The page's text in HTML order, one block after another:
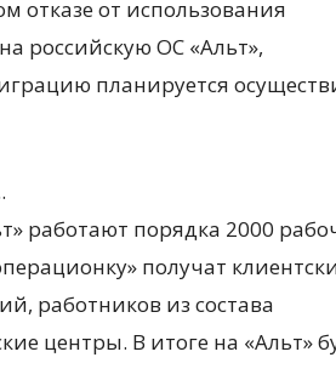
отказе от использования
российскую ОС «Альт»,
планируется
работают порядка 2000
получат
работников из состава
центры. В итоге на «Альт»